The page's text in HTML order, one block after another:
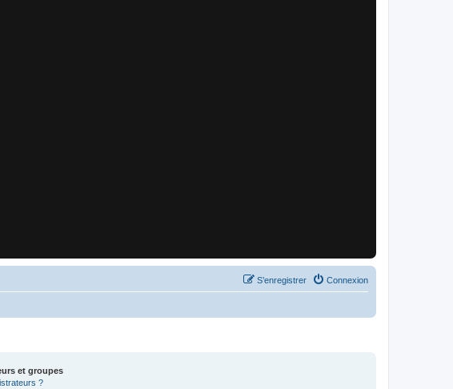
Connexion
S’enregistrer
et groupes
?